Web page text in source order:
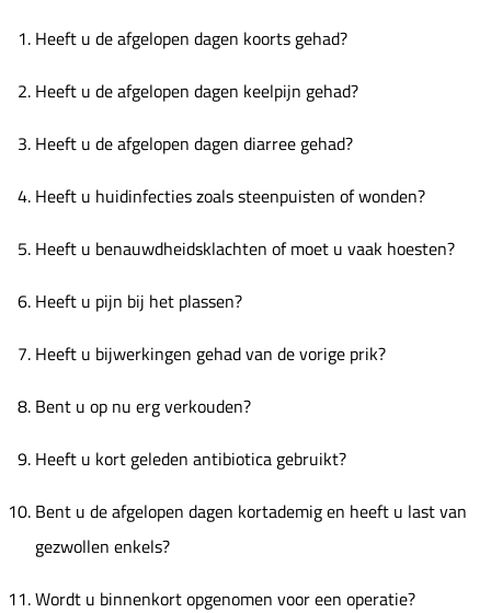
Heeft u de afgelopen dagen koorts gehad?
Heeft u de afgelopen dagen keelpijn gehad?
Heeft u de afgelopen dagen diarree gehad?
Heeft u huidinfecties zoals steenpuisten of wonden?
Heeft u benauwdheidsklachten of moet u vaak hoesten?
Heeft u pijn bij het plassen?
Heeft u bijwerkingen gehad van de vorige prik?
Bent u op nu erg verkouden?
Heeft u kort geleden antibiotica gebruikt?
Bent u de afgelopen dagen kortademig en heeft u last van
gezwollen enkels?
Wordt u binnenkort opgenomen voor een operatie?